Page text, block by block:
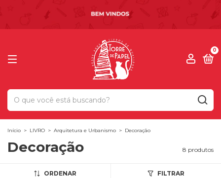
0
Início > LIVRO > Arquitetura e Urbanismo > Decoração
Decoração 8 produtos
ORDENAR FILTRAR